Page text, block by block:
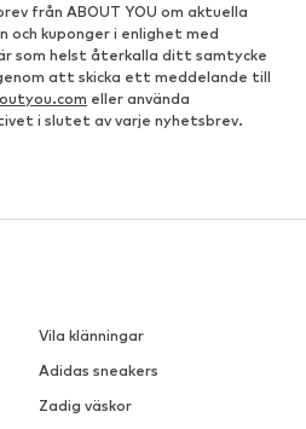
från ABOUT YOU om aktuella
och kuponger i enlighet med
som helst återkalla ditt samtycke
att skicka ett meddelande till
eller använda
i slutet av varje nyhetsbrev.
Vila klänningar
Adidas sneakers
Zadig väskor